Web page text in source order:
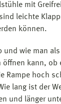
mit
leichte
können.
und wie man
öffnen kann, ob
Rampe hoch
lang ist der
und länger